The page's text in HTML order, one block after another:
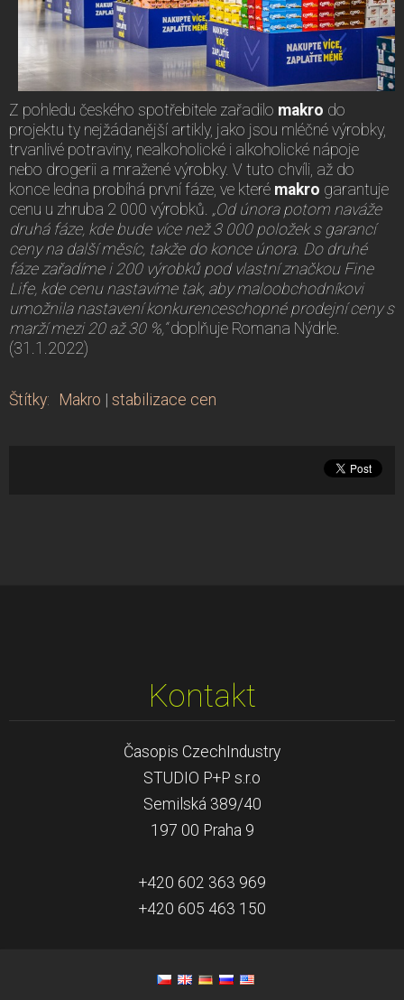
Z pohledu českého spotřebitele zařadilo makro do
projektu ty nejžádanější artikly, jako jsou mléčné výrobky,
trvanlivé potraviny, nealkoholické i alkoholické nápoje
nebo drogerii a mražené výrobky. V tuto chvíli, až do
konce ledna probíhá první fáze, ve které makro garantuje
cenu u zhruba 2 000 výrobků. „Od února potom naváže
druhá fáze, kde bude více než 3 000 položek s garancí
ceny na další měsíc, takže do konce února. Do druhé
fáze zařadíme i 200 výrobků pod vlastní značkou Fine
Life, kde cenu nastavíme tak, aby maloobchodníkovi
umožnila nastavení konkurenceschopné prodejní ceny s
marží mezi 20 až 30 %,“doplňuje Romana Nýdrle.
(31.1.2022)
Štítky: Makro stabilizace cen
Kontakt
Časopis CzechIndustry
STUDIO P+P s.r.o
Semilská 389/40
197 00 Praha 9
+420 602 363 969
+420 605 463 150